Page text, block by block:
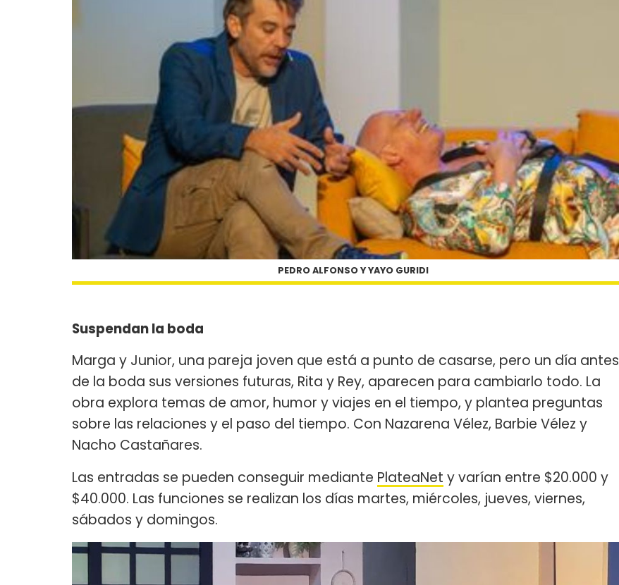
PEDRO ALFONSO Y YAYO GURIDI
Suspendan la boda
Marga y Junior, una pareja joven que está a punto de casarse, pero un día antes
de la boda sus versiones futuras, Rita y Rey, aparecen para cambiarlo todo. La
obra explora temas de amor, humor y viajes en el tiempo, y plantea preguntas
sobre las relaciones y el paso del tiempo. Con Nazarena Vélez, Barbie Vélez y
Nacho Castañares.
Las entradas se pueden conseguir mediante PlateaNet y varían entre $20.000 y
$40.000. Las funciones se realizan los días martes, miércoles, jueves, viernes,
sábados y domingos.